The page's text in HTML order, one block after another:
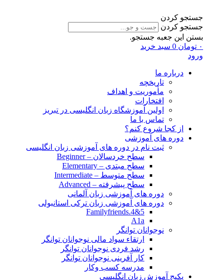
جستجو کردن
جستجو کردن
بستن این جعبه جستجو.
۰ تومان 0 سبد خرید
ورود
درباره ما
تاریخچه
مأموریت و اهداف
افتخارات
اولین آموزشگاه زبان انگلیسی در تبریز
تماس با ما
از کجا شروع کنم؟
دوره های آموزشی
ثبت نام در دوره های آموزشی زبان انگلیسی
سطح خردسالان – Beginner
سطح مبتدی – Elementary
سطح متوسط – Intermediate
سطح پیشرفته – Advanced
دوره های آموزشی زبان آلمانی
دوره های آموزشی زبان ترکی استانبولی
Familyfriends.4&5
A1a
نوجوانان توانگر
ارتقاء سواد مالی نوجوانان توانگر
رشد فردی نوجوانان توانگر
کار آفرینی نوجوانان توانگر
مدرسه کسب وکار
پکیج آموزش زبان انگلیسی